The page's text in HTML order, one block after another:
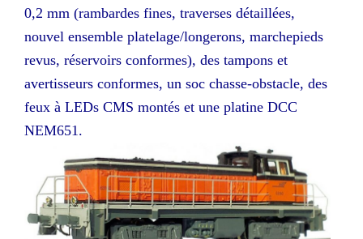
0,2 mm (rambardes fines, traverses détaillées,
nouvel ensemble platelage/longerons, marchepieds
revus, réservoirs conformes), des tampons et
avertisseurs conformes, un soc chasse-obstacle, des
feux à LEDs CMS montés et une platine DCC
NEM651.